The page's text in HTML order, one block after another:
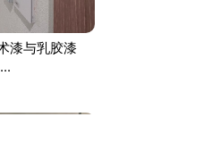
漆与乳胶漆